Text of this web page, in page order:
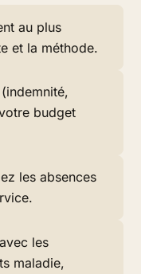
au plus
et la méthode.
budget
les absences
les
maladie,